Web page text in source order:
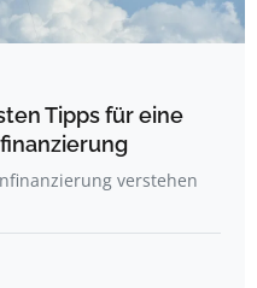
Tipps für eine
verstehen